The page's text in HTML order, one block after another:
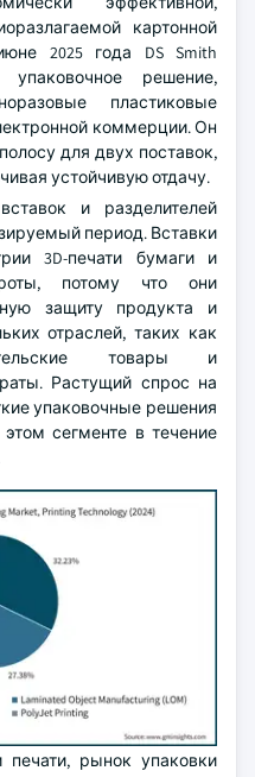
картонной
2025 года DS Smith
упаковочное решение,
пластиковые
коммерции. Он
для двух поставок,
устойчивую отдачу.
и разделителей
период. Вставки
3D-печати бумаги и
потому что они
защиту продукта и
отраслей, таких как
товары и
Растущий спрос на
упаковочные решения
сегменте в течение
печати, рынок упаковки